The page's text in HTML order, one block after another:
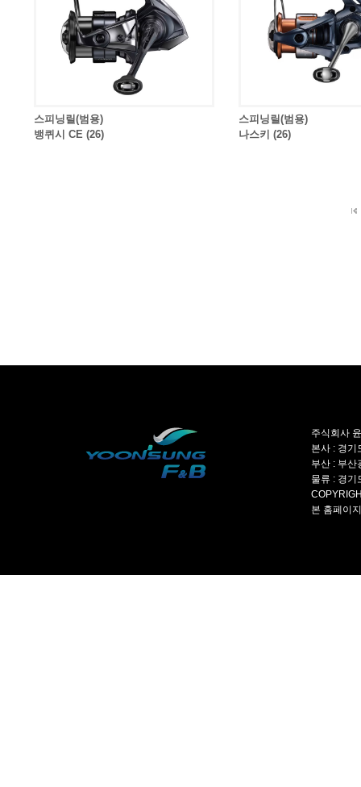
스피닝릴(범용)
뱅퀴시 CE (26)
스피닝릴(범용)
나스키 (26)
주식회사
본사 : 경
부산 : 부
물류 : 경
본 홈페이